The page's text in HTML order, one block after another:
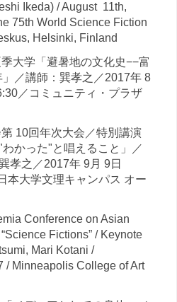
Ikeda) / August 11th,
75th World Science Fiction
Helsinki, Finland
大学「避暑地の文化史−−富
／講師：巽孝之／2017年 8
／コミュニティ・プラザ
10回年次大会／特別講演
わかった"と唱えること」／
孝之／2017年 9月 9日
本大学文理キャンパス オー
Conference on Asian
Fictions” / Keynote
Mari Kotani /
/ Minneapolis College of Art